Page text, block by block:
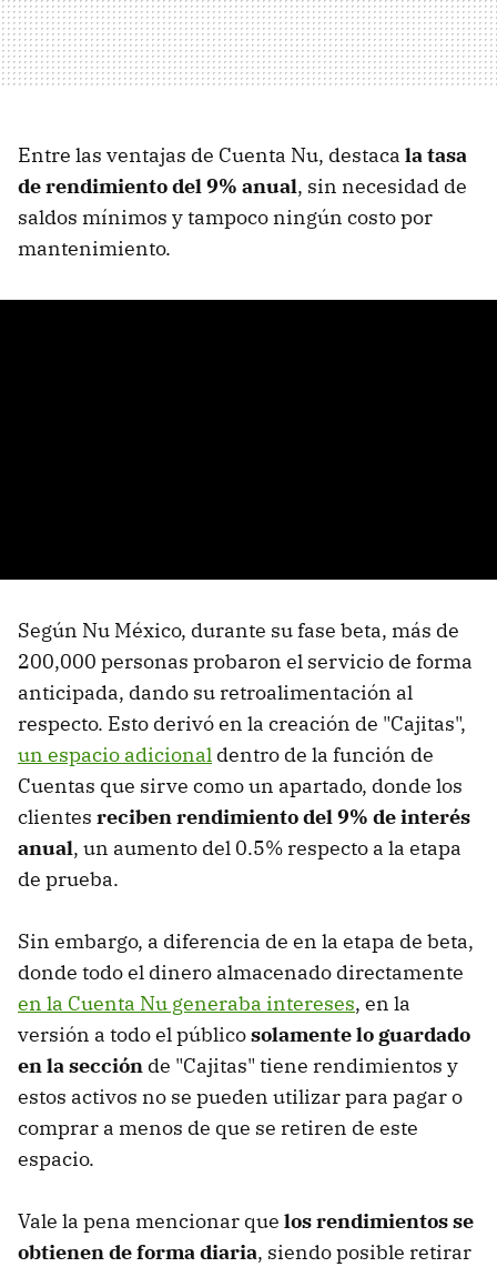
Entre las ventajas de Cuenta Nu, destaca la tasa
de rendimiento del 9% anual, sin necesidad de
saldos mínimos y tampoco ningún costo por
mantenimiento.
Según Nu México, durante su fase beta, más de
200,000 personas probaron el servicio de forma
anticipada, dando su retroalimentación al
respecto. Esto derivó en la creación de "Cajitas",
un espacio adicional dentro de la función de
Cuentas que sirve como un apartado, donde los
clientes reciben rendimiento del 9% de interés
anual, un aumento del 0.5% respecto a la etapa
de prueba.
Sin embargo, a diferencia de en la etapa de beta,
donde todo el dinero almacenado directamente
en la Cuenta Nu generaba intereses, en la
versión a todo el públicosolamente lo guardado
en la sección de "Cajitas" tiene rendimientos y
estos activos no se pueden utilizar para pagar o
comprar a menos de que se retiren de este
espacio.
Vale la pena mencionar que los rendimientos se
obtienen de forma diaria, siendo posible retirar